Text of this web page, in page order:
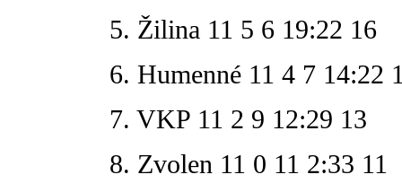
5. Žilina 11 5 6 19:22 16
6. Humenné 11 4 7 14:22
7. VKP 11 2 9 12:29 13
8. Zvolen 11 0 11 2:33 11